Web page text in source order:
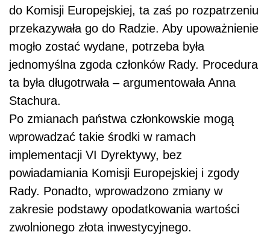
do Komisji Europejskiej, ta zaś po rozpatrzeniu
przekazywała go do Radzie. Aby upoważnienie
mogło zostać wydane, potrzeba była
jednomyślna zgoda członków Rady. Procedura
ta była długotrwała – argumentowała Anna
Stachura.
Po zmianach państwa członkowskie mogą
wprowadzać takie środki w ramach
implementacji VI Dyrektywy, bez
powiadamiania Komisji Europejskiej i zgody
Rady. Ponadto, wprowadzono zmiany w
zakresie podstawy opodatkowania wartości
zwolnionego złota inwestycyjnego.